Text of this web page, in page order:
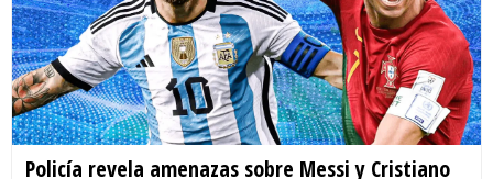
Policía revela amenazas sobre Messi y Cristiano